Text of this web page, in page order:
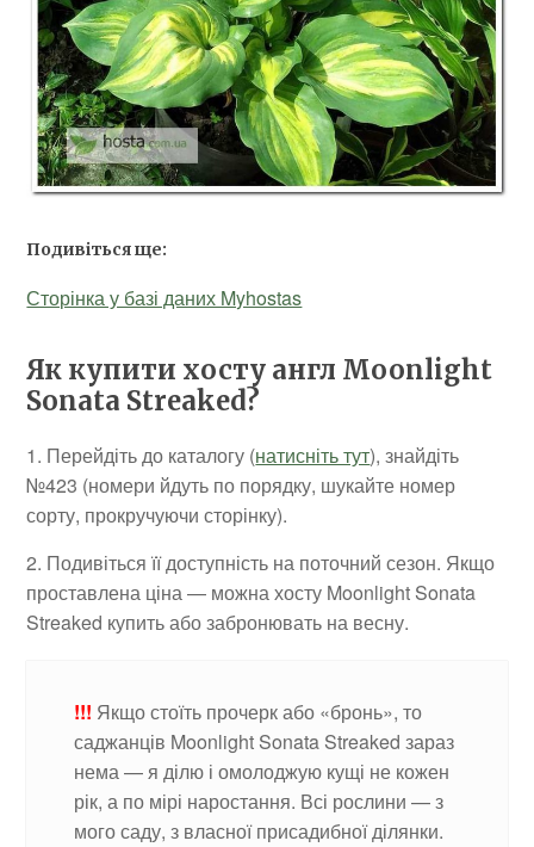
Подивіться ще:
Сторінка у базі даних Myhostas
Як купити хосту англ Moonlight
Sonata Streaked?
1. Перейдіть до каталогу (натисніть тут), знайдіть
№423 (номери йдуть по порядку, шукайте номер
сорту, прокручуючи сторінку).
2. Подивіться її доступність на поточний сезон. Якщо
проставлена ціна — можна хосту Moonlight Sonata
Streaked купить або забронювать на весну.
!!! Якщо стоїть прочерк або «бронь», то
саджанців Moonlight Sonata Streaked зараз
нема — я ділю і омолоджую кущі не кожен
рік, а по мірі наростання. Всі рослини — з
мого саду, з власної присадибної ділянки.